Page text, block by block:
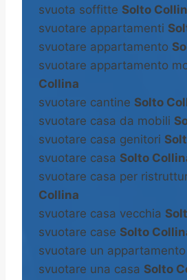
svuota soffitte Solto
svuotare appartamenti
svuotare appartamento
svuotare appartamento
Collina
svuotare cantine Solto
svuotare casa da mobili
svuotare casa genitori
svuotare casa Solto
svuotare casa per
Collina
svuotare casa vecchia
svuotare case Solto
svuotare un appartamento
svuotare una casa Solto